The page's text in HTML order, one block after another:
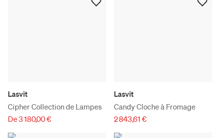
Lasvit
Cipher Collection de Lampes
De 3 180,00 €
Lasvit
Candy Cloche à Fromage
2 843,61 €